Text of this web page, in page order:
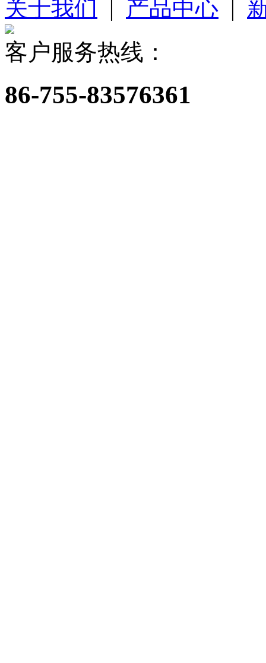
关于我们 产品中心
客户服务热线：
86-755-83576361